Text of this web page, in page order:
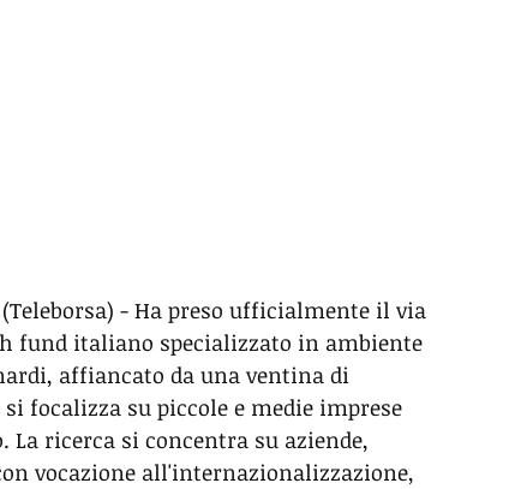
(Teleborsa) - Ha preso ufficialmente il via
fund italiano specializzato in ambiente
affiancato da una ventina di
focalizza su piccole e medie imprese
La ricerca si concentra su aziende,
vocazione all'internazionalizzazione,